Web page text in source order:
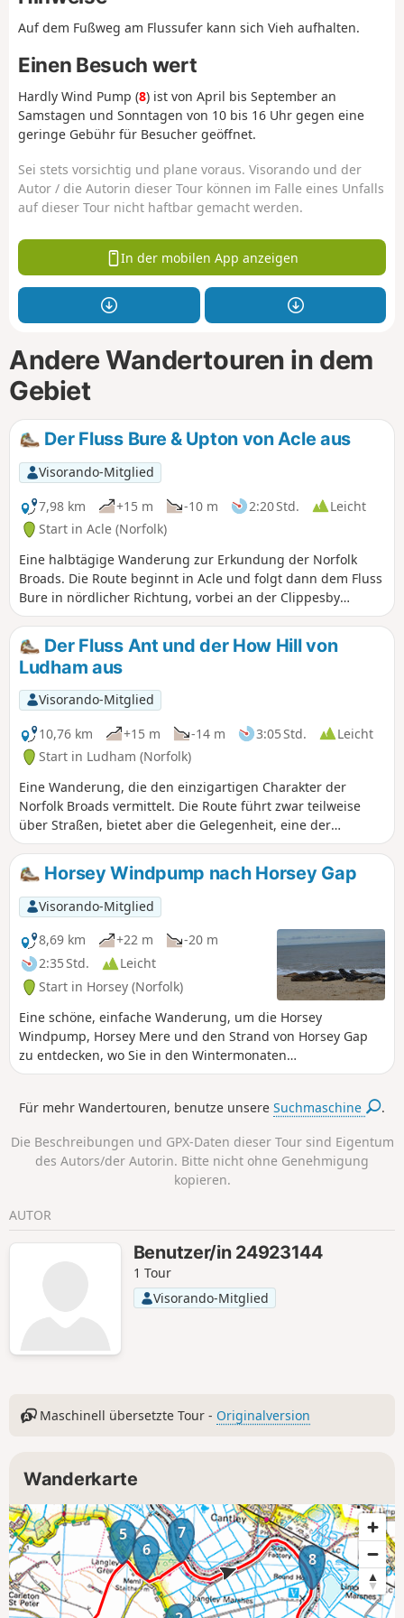
Auf dem Fußweg am Flussufer kann sich Vieh aufhalten.
Einen Besuch wert
Hardly Wind Pump (8) ist von April bis September an
Samstagen und Sonntagen von 10 bis 16 Uhr gegen eine
geringe Gebühr für Besucher geöffnet.
Sei stets vorsichtig und plane voraus. Visorando und der
Autor / die Autorin dieser Tour können im Falle eines Unfalls
auf dieser Tour nicht haftbar gemacht werden.
In der mobilen App anzeigen
Andere Wandertouren in dem
Gebiet
Der Fluss Bure & Upton von Acle aus
Visorando-Mitglied
7,98 km
+15 m -10 m 2:20 Std.
Leicht
Start in Acle (Norfolk)
Eine halbtägige Wanderung zur Erkundung der Norfolk
Broads. Die Route beginnt in Acle und folgt dann dem Fluss
Bure in nördlicher Richtung, vorbei an der Clippesby
Drainage Mill bis zum Dorf Upton. Der Rückweg führt über
Felder zurück zum Ausgangspunkt und bietet die
Möglichkeit, die schöne Kirche mit Rundturm in Fishley zu
besuchen.
Der Fluss Ant und der How Hill von
Ludham aus
Visorando-Mitglied
10,76 km
+15 m -14 m 3:05 Std.
Leicht
Start in Ludham (Norfolk)
Eine Wanderung, die den einzigartigen Charakter der
Norfolk Broads vermittelt. Die Route führt zwar teilweise
über Straßen, bietet aber die Gelegenheit, eine der
schönsten Windmühlen der Gegend zu besichtigen.
Horsey Windpump nach Horsey Gap
Visorando-Mitglied
8,69 km
+22 m
-20 m
2:35 Std.
Leicht
Start in Horsey (Norfolk)
Eine schöne, einfache Wanderung, um die Horsey
Windpump, Horsey Mere und den Strand von Horsey Gap
zu entdecken, wo Sie in den Wintermonaten
möglicherweise einige Robben sehen können. Eine reizvolle
Ausblicken verbindet.
Für mehr Wandertouren, benutze unsereSuchmaschine .
Die Beschreibungen und GPX-Daten dieser Tour sind Eigentum
des Autors/der Autorin. Bitte nicht ohne Genehmigung
kopieren.
AUTOR
Benutzer/in 24923144
1 Tour
Visorando-Mitglied
Maschinell übersetzte Tour - Originalversion
Wanderkarte
5
6
7
8